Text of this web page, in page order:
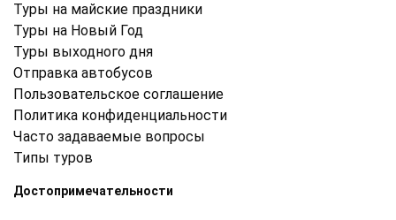
Туры на майские праздники
Туры на Новый Год
Туры выходного дня
Отправка автобусов
Пользовательское соглашение
Политика конфиденциальности
Часто задаваемые вопросы
Типы туров
Достопримечательности